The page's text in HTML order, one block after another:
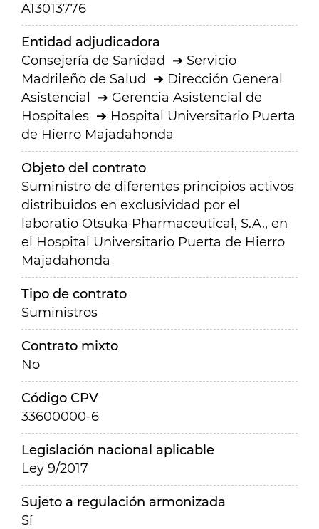
A13013776
Entidad adjudicadora
Consejería de Sanidad
Servicio
Madrileño de Salud
Dirección General
Asistencial
Gerencia Asistencial de
Hospitales
Hospital Universitario Puerta
de Hierro Majadahonda
Objeto del contrato
Suministro de diferentes principios activos
distribuidos en exclusividad por el
laboratio Otsuka Pharmaceutical, S.A., en
el Hospital Universitario Puerta de Hierro
Majadahonda
Tipo de contrato
Suministros
Contrato mixto
No
Código CPV
33600000-6
Legislación nacional aplicable
Ley 9/2017
Sujeto a regulación armonizada
Sí